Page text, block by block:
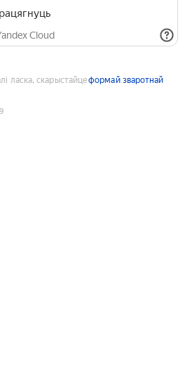
Cloud
ласка, скарыстайцеформай зваротнай